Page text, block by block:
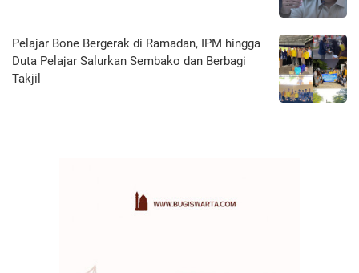
Pelajar Bone Bergerak di Ramadan, IPM hingga
Duta Pelajar Salurkan Sembako dan Berbagi
Takjil